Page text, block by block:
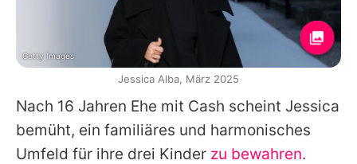
Nach 16 Jahren Ehe mit Cash scheint Jessica
bemüht, ein familiäres und harmonisches
Umfeld für ihre drei Kinder zu bewahren.
Getty Images
Jessica Alba, März 2025